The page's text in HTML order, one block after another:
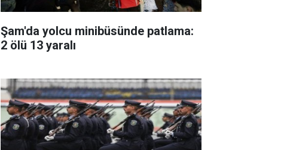
Şam'da yolcu minibüsünde patlama:
2 ölü 13 yaralı